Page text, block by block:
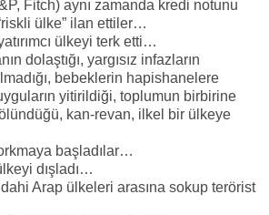
Fitch) aynı zamanda kredi notunu
ülke” ilan ettiler…
ülkeyi terk etti…
dolaştığı, yargısız infazların
bebeklerin hapishanelere
yitirildiği, toplumun birbirine
kan-revan, ilkel bir ülkeye
başladılar…
dışladı…
Arap ülkeleri arasına sokup terörist